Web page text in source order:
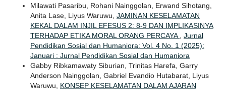
Milawati Pasaribu, Rohani Nainggolan, Erwand Sihotang,
Anita Lase, Liyus Waruwu, JAMINAN KESELAMATAN
KEKAL DALAM INJIL EFESUS 2: 8-9 DAN IMPLIKASINYA
TERHADAP ETIKA MORAL ORANG PERCAYA
Jurnal
Pendidikan Sosial dan Humaniora: Vol. 4 No. 1 (2025):
Januari : Jurnal Pendidikan Sosial dan Humaniora
Gabby Ribkamawaty Siburian, Trinitas Harefa, Garry
Anderson Nainggolan, Gabriel Evandio Hutabarat, Liyus
Waruwu, KONSEP KESELAMATAN DALAM AJARAN